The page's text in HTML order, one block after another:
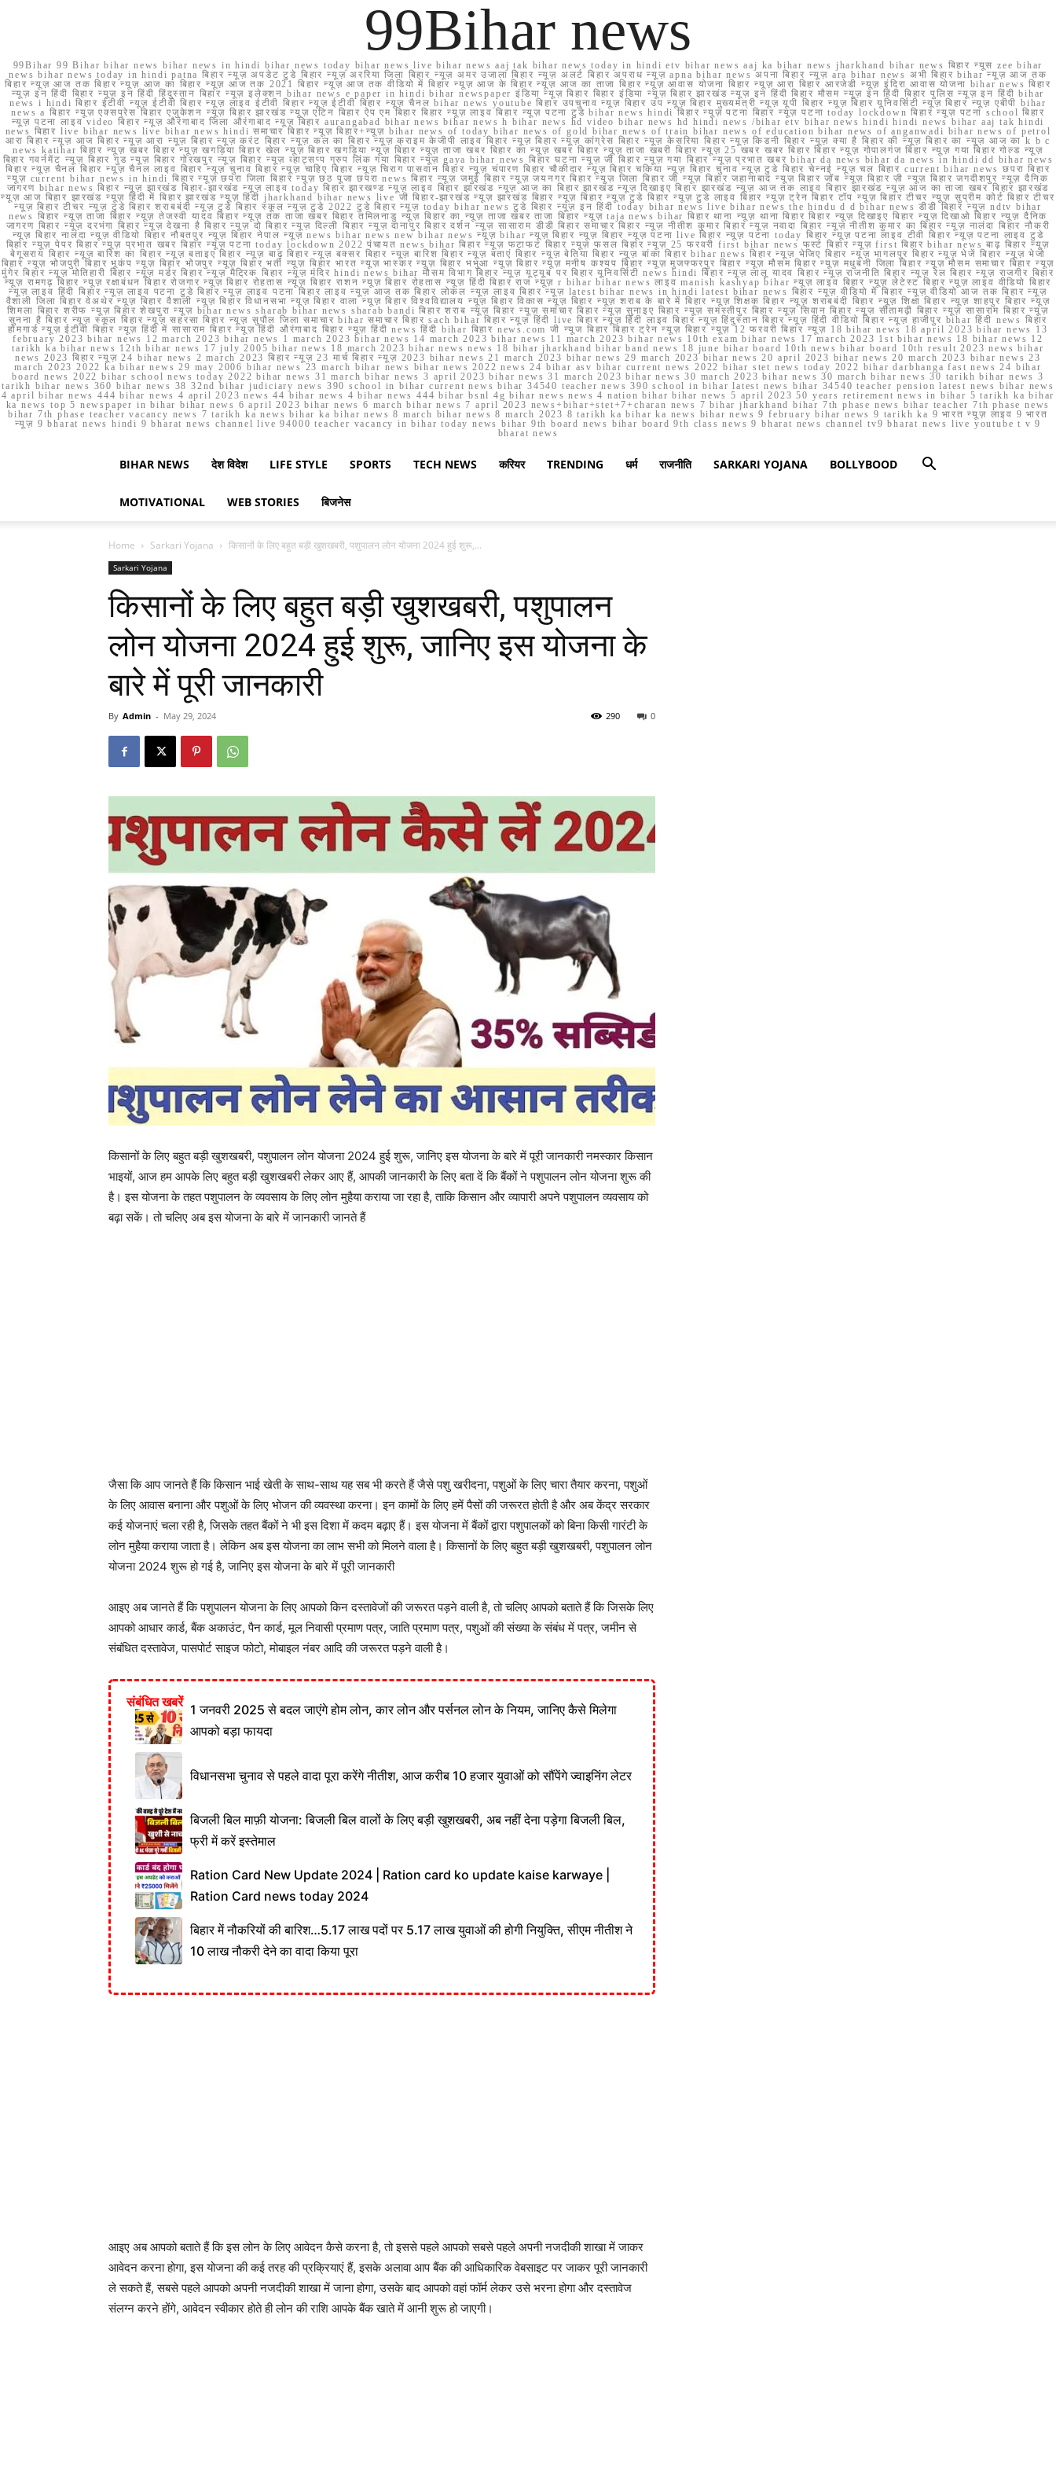
99Bihar news
99Bihar 99 Bihar bihar news bihar news in hindi bihar news today bihar news live bihar news aaj tak bihar news today in hindi etv bihar news aaj ka bihar news jharkhand bihar news बिहार न्यूस zee bihar
news bihar news today in hindi patna बिहार न्यूज़ अपडेट टुडे बिहार न्यूज़ अररिया जिला बिहार न्यूज़ अमर उजाला बिहार न्यूज़ अलर्ट बिहार अपराध न्यूज़ apna bihar news अपना बिहार न्यूज़ ara bihar news अभी बिहार bihar न्यूज़ आज तक
बिहार न्यूज़ आज तक बिहार न्यूज़ आज का बिहार न्यूज़ आज तक 2021 बिहार न्यूज़ आज तक वीडियो में बिहार न्यूज़ आज के बिहार न्यूज़ आज का ताजा बिहार न्यूज़ आवास योजना बिहार न्यूज़ आरा बिहार आरजेडी न्यूज़ इंदिरा आवास योजना bihar news बिहार
न्यूज़ इन हिंदी बिहार न्यूज़ इन हिंदी हिंदुस्तान बिहार न्यूज़ इलेक्शन bihar news e paper in hindi bihar newspaper इंडिया न्यूज़ बिहार बिहार इंडिया न्यूज़ बिहार झारखंड न्यूज़ इन हिंदी बिहार मौसम न्यूज़ इन हिंदी बिहार पुलिस न्यूज़ इन हिंदी bihar
news i hindi बिहार ईटीवी न्यूज़ ईटीवी बिहार न्यूज़ लाइव ईटीवी बिहार न्यूज़ ईटीवी बिहार न्यूज़ चैनल bihar news youtube बिहार उपचुनाव न्यूज़ बिहार उप न्यूज़ बिहार मुख्यमंत्री न्यूज़ यूपी बिहार न्यूज़ बिहार यूनिवर्सिटी न्यूज़ बिहार न्यूज़ एबीपी bihar
news a बिहार न्यूज़ एक्सप्रेस बिहार एजुकेशन न्यूज़ बिहार झारखंड न्यूज़ एटिन बिहार ऐप एम बिहार बिहार न्यूज़ लाइव बिहार न्यूज़ पटना टुडे bihar news hindi बिहार न्यूज़ पटना बिहार न्यूज़ पटना today lockdown बिहार न्यूज़ पटना school बिहार
न्यूज़ पटना लाइव video बिहार न्यूज़ औरंगाबाद जिला औरंगाबाद न्यूज़ बिहार aurangabad bihar news bihar news h bihar news hd video bihar news hd hindi news /bihar etv bihar news hindi hindi news bihar aaj tak hindi
news बिहार live bihar news live bihar news hindi समाचार बिहार न्यूज़ बिहार+न्यूज़ bihar news of today bihar news of gold bihar news of train bihar news of education bihar news of anganwadi bihar news of petrol
आरा बिहार न्यूज़ आज बिहार न्यूज़ आरा न्यूज़ बिहार न्यूज़ करंट बिहार न्यूज़ कल का बिहार न्यूज़ क्राइम केजीपी लाइव बिहार न्यूज़ बिहार न्यूज़ कांग्रेस बिहार न्यूज़ केसरिया बिहार न्यूज़ किडनी बिहार न्यूज़ क्या है बिहार की न्यूज़ बिहार का न्यूज़ आज का k b c
news katihar बिहार न्यूज़ खबर बिहार न्यूज़ खगड़िया बिहार खेल न्यूज़ बिहार खगड़िया न्यूज़ बिहार न्यूज़ ताजा खबर बिहार का न्यूज़ खबर बिहार न्यूज़ ताजा खबरी बिहार न्यूज़ 25 खबर खबर बिहार बिहार न्यूज़ गोपालगंज बिहार न्यूज़ गया बिहार गोल्ड न्यूज़
बिहार गवर्नमेंट न्यूज़ बिहार गुड न्यूज़ बिहार गोरखपुर न्यूज़ बिहार न्यूज़ व्हाट्सप्प ग्रुप लिंक गया बिहार न्यूज़ gaya bihar news बिहार घटना न्यूज़ जी बिहार न्यूज़ गया बिहार न्यूज़ प्रभात खबर bihar da news bihar da news in hindi dd bihar news
बिहार न्यूज़ चैनल बिहार न्यूज़ चैनल लाइव बिहार न्यूज़ चुनाव बिहार न्यूज़ चाहिए बिहार न्यूज़ चिराग पासवान बिहार न्यूज़ चंपारण बिहार चौकीदार न्यूज़ बिहार चकिया न्यूज़ बिहार चुनाव न्यूज़ टुडे बिहार चेन्नई न्यूज़ चल बिहार current bihar news छपरा बिहार
न्यूज़ current bihar news in hindi बिहार न्यूज़ छपरा जिला बिहार न्यूज़ छठ पूजा छपरा news बिहार न्यूज़ जमुई बिहार न्यूज़ जयनगर बिहार न्यूज़ जिला बिहार जी न्यूज़ बिहार जहानाबाद न्यूज़ बिहार जॉब न्यूज़ बिहार ज़ी न्यूज़ बिहार जगदीशपुर न्यूज़ दैनिक
जागरण bihar news बिहार न्यूज़ झारखंड बिहार-झारखंड न्यूज़ लाइव today बिहार झारखण्ड न्यूज़ लाइव बिहार झारखंड न्यूज़ आज का बिहार झारखंड न्यूज़ दिखाइए बिहार झारखंड न्यूज़ आज तक लाइव बिहार झारखंड न्यूज़ आज का ताजा खबर बिहार झारखंड
न्यूज़ आज बिहार झारखंड न्यूज़ हिंदी में बिहार झारखंड न्यूज़ हिंदी jharkhand bihar news live जी बिहार-झारखंड न्यूज़ झारखंड बिहार न्यूज़ बिहार न्यूज़ टुडे बिहार न्यूज़ टुडे लाइव बिहार न्यूज़ ट्रेन बिहार टॉप न्यूज़ बिहार टीचर न्यूज़ सुप्रीम कोर्ट बिहार टीचर
न्यूज़ बिहार टीचर न्यूज़ टुडे बिहार शराबबंदी न्यूज़ टुडे बिहार स्कूल न्यूज़ टुडे 2022 टुडे बिहार न्यूज़ today bihar news टुडे बिहार न्यूज़ इन हिंदी today bihar news live bihar news the hindu d d bihar news डीडी बिहार न्यूज़ ndtv bihar
news बिहार न्यूज़ ताजा बिहार न्यूज़ तेजस्वी यादव बिहार न्यूज़ तक ताजा खबर बिहार तमिलनाडु न्यूज़ बिहार का न्यूज़ ताजा खबर ताजा बिहार न्यूज़ taja news bihar बिहार थाना न्यूज़ थाना बिहार बिहार न्यूज़ दिखाइए बिहार न्यूज़ दिखाओ बिहार न्यूज़ दैनिक
जागरण बिहार न्यूज़ दरभंगा बिहार न्यूज़ देखना है बिहार न्यूज़ दो बिहार न्यूज़ दिल्ली बिहार न्यूज़ दानापुर बिहार दर्शन न्यूज़ सासाराम डीडी बिहार समाचार बिहार न्यूज़ नीतीश कुमार बिहार न्यूज़ नवादा बिहार न्यूज़ नीतीश कुमार का बिहार न्यूज़ नालंदा बिहार नौकरी
न्यूज़ बिहार नालंदा न्यूज़ वीडियो बिहार नौबतपुर न्यूज़ बिहार नेपाल न्यूज़ news bihar news new bihar news न्यूज़ bihar न्यूज़ बिहार न्यूज़ बिहार न्यूज़ पटना live बिहार न्यूज़ पटना today बिहार न्यूज़ पटना लाइव टीवी बिहार न्यूज़ पटना लाइव टुडे
बिहार न्यूज़ पेपर बिहार न्यूज़ प्रभात खबर बिहार न्यूज़ पटना today lockdown 2022 पंचायत news bihar बिहार न्यूज़ फटाफट बिहार न्यूज़ फसल बिहार न्यूज़ 25 फरवरी first bihar news फर्स्ट बिहार न्यूज़ first बिहार bihar news बाढ़ बिहार न्यूज़
बेगूसराय बिहार न्यूज़ बारिश का बिहार न्यूज़ बताइए बिहार न्यूज़ बाढ़ बिहार न्यूज़ बक्सर बिहार न्यूज़ बारिश बिहार न्यूज़ बताएं बिहार न्यूज़ बेतिया बिहार न्यूज़ बांका बिहार bihar news बिहार न्यूज़ भेजिए बिहार न्यूज़ भागलपुर बिहार न्यूज़ भेजें बिहार न्यूज़ भेजो
बिहार न्यूज़ भोजपुरी बिहार भूकंप न्यूज़ बिहार भोजपुर न्यूज़ बिहार भर्ती न्यूज़ बिहार भारत न्यूज़ भास्कर न्यूज़ बिहार भभुआ न्यूज़ बिहार न्यूज़ मनीष कश्यप बिहार न्यूज़ मुजफ्फरपुर बिहार न्यूज़ मौसम बिहार न्यूज़ मधुबनी जिला बिहार न्यूज़ मौसम समाचार बिहार न्यूज़
मुंगेर बिहार न्यूज़ मोतिहारी बिहार न्यूज़ मर्डर बिहार न्यूज़ मैट्रिक बिहार न्यूज़ मंदिर hindi news bihar मौसम विभाग बिहार न्यूज़ यूट्यूब पर बिहार यूनिवर्सिटी news hindi बिहार न्यूज़ लालू यादव बिहार न्यूज़ राजनीति बिहार न्यूज़ रेल बिहार न्यूज़ राजगीर बिहार
न्यूज़ रामगढ़ बिहार न्यूज़ रक्षाबंधन बिहार रोजगार न्यूज़ बिहार रोहतास न्यूज़ बिहार राशन न्यूज़ बिहार रोहतास न्यूज़ हिंदी बिहार राज न्यूज़ r bihar bihar news लाइव manish kashyap bihar न्यूज़ लाइव बिहार न्यूज़ लेटेस्ट बिहार न्यूज़ लाइव वीडियो बिहार
न्यूज़ लाइव हिंदी बिहार न्यूज़ लाइव पटना टुडे बिहार न्यूज़ लाइव पटना बिहार लाइव न्यूज़ आज तक बिहार लोकल न्यूज़ लाइव बिहार न्यूज़ latest bihar news in hindi latest bihar news बिहार न्यूज़ वीडियो में बिहार न्यूज़ वीडियो आज तक बिहार न्यूज़
वैशाली जिला बिहार वेअथेर न्यूज़ बिहार वैशाली न्यूज़ बिहार विधानसभा न्यूज़ बिहार वाला न्यूज़ बिहार विश्वविद्यालय न्यूज़ बिहार विकास न्यूज़ बिहार न्यूज़ शराब के बारे में बिहार न्यूज़ शिक्षक बिहार न्यूज़ शराबबंदी बिहार न्यूज़ शिक्षा बिहार न्यूज़ शाहपुर बिहार न्यूज़
शिमला बिहार शरीफ न्यूज़ बिहार शेखपुरा न्यूज़ bihar news sharab bihar news sharab bandi बिहार शराब न्यूज़ बिहार न्यूज़ समाचार बिहार न्यूज़ सुनाइए बिहार न्यूज़ समस्तीपुर बिहार न्यूज़ सिवान बिहार न्यूज़ सीतामढ़ी बिहार न्यूज़ सासाराम बिहार न्यूज़
सुनना है बिहार न्यूज़ स्कूल बिहार न्यूज़ सहरसा बिहार न्यूज़ सुपौल जिला समाचार bihar समाचार बिहार sach bihar बिहार न्यूज़ हिंदी live बिहार न्यूज़ हिंदी लाइव बिहार न्यूज़ हिंदुस्तान बिहार न्यूज़ हिंदी वीडियो बिहार न्यूज़ हाजीपुर bihar हिंदी news बिहार
होमगार्ड न्यूज़ ईटीवी बिहार न्यूज़ हिंदी में सासाराम बिहार न्यूज़ हिंदी औरंगाबाद बिहार न्यूज़ हिंदी news हिंदी bihar बिहार news.com जी न्यूज बिहार बिहार ट्रेन न्यूज़ बिहार न्यूज़ 12 फरवरी बिहार न्यूज़ 18 bihar news 18 april 2023 bihar news 13
february 2023 bihar news 12 march 2023 bihar news 1 march 2023 bihar news 14 march 2023 bihar news 11 march 2023 bihar news 10th exam bihar news 17 march 2023 1st bihar news 18 bihar news 12
tarikh ka bihar news 12th bihar news 17 july 2005 bihar news 18 march 2023 bihar news news 18 bihar jharkhand bihar band news 18 june bihar board 10th news bihar board 10th result 2023 news bihar
news 2023 बिहार न्यूज़ 24 bihar news 2 march 2023 बिहार न्यूज़ 23 मार्च बिहार न्यूज़ 2023 bihar news 21 march 2023 bihar news 29 march 2023 bihar news 20 april 2023 bihar news 20 march 2023 bihar news 23
march 2023 2022 ka bihar news 29 may 2006 bihar news 23 march bihar news bihar news 2022 news 24 bihar asv bihar current news 2022 bihar stet news today 2022 bihar darbhanga fast news 24 bihar
board news 2022 bihar school news today 2022 bihar news 31 march bihar news 3 april 2023 bihar news 31 march 2023 bihar news 30 march 2023 bihar news 30 march bihar news 30 tarikh bihar news 3
tarikh bihar news 360 bihar news 38 32nd bihar judiciary news 390 school in bihar current news bihar 34540 teacher news 390 school in bihar latest news bihar 34540 teacher pension latest news bihar news
4 april bihar news 444 bihar news 4 april 2023 news 44 bihar news 4 bihar news 444 bihar bsnl 4g bihar news news 4 nation bihar bihar news 5 april 2023 50 years retirement news in bihar 5 tarikh ka bihar
ka news top 5 newspaper in bihar bihar news 6 april 2023 bihar news 6 march bihar news 7 april 2023 news+bihar+stet+7+charan news 7 bihar jharkhand bihar 7th phase news bihar teacher 7th phase news
bihar 7th phase teacher vacancy news 7 tarikh ka news bihar ka bihar news 8 march bihar news 8 march 2023 8 tarikh ka bihar ka news bihar news 9 february bihar news 9 tarikh ka 9 भारत न्यूज़ लाइव 9 भारत
न्यूज़ 9 bharat news hindi 9 bharat news channel live 94000 teacher vacancy in bihar today news bihar 9th board news bihar board 9th class news 9 bharat news channel tv9 bharat news live youtube t v 9
bharat news
BIHAR NEWS देश विदेश LIFE STYLE SPORTS TECH NEWS करियर TRENDING धर्म राजनीति SARKARI YOJANA BOLLYBOOD
MOTIVATIONAL WEB STORIES बिजनेस
Home Sarkari Yojana किसानों के लिए बहुत बड़ी खुशखबरी, पशुपालन लोन योजना 2024 हुई शुरू,...
Sarkari Yojana
किसानों के लिए बहुत बड़ी खुशखबरी, पशुपालन
लोन योजना 2024 हुई शुरू, जानिए इस योजना के
बारे में पूरी जानकारी
By Admin - May 29, 2024 0
290
किसानों के लिए बहुत बड़ी खुशखबरी, पशुपालन लोन योजना 2024 हुई शुरू, जानिए इस योजना के बारे में पूरी जानकारी नमस्कार किसान
भाइयों, आज हम आपके लिए बहुत बड़ी खुशखबरी लेकर आए हैं, आपकी जानकारी के लिए बता दें कि बैंकों ने पशुपालन लोन योजना शुरू की
है। इस योजना के तहत पशुपालन के व्यवसाय के लिए लोन मुहैया कराया जा रहा है, ताकि किसान और व्यापारी अपने पशुपालन व्यवसाय को
बढ़ा सकें। तो चलिए अब इस योजना के बारे में जानकारी जानते हैं
जैसा कि आप जानते हैं कि किसान भाई खेती के साथ-साथ यह सब भी करते हैं जैसे पशु खरीदना, पशुओं के लिए चारा तैयार करना, पशुओं
के लिए आवास बनाना और पशुओं के लिए भोजन की व्यवस्था करना। इन कामों के लिए हमें पैसों की जरूरत होती है और अब केंद्र सरकार
कई योजनाएं चला रही है, जिसके तहत बैंकों ने भी इस दिशा में कदम बढ़ाए हैं। इस योजना में बैंकों द्वारा पशुपालकों को बिना किसी गारंटी के
लोन मुहैया कराया जाता है। लेकिन अब इस योजना का लाभ सभी को मिलने वाला है। किसानों के लिए बहुत बड़ी खुशखबरी, पशुपालन लोन
योजना 2024 शुरू हो गई है, जानिए इस योजना के बारे में पूरी जानकारी
आइए अब जानते हैं कि पशुपालन योजना के लिए आपको किन दस्तावेजों की जरूरत पड़ने वाली है, तो चलिए आपको बताते हैं कि जिसके लिए
आपको आधार कार्ड, बैंक अकाउंट, पैन कार्ड, मूल निवासी प्रमाण पत्र, जाति प्रमाण पत्र, पशुओं की संख्या के संबंध में पत्र, जमीन से
संबंधित दस्तावेज, पासपोर्ट साइज फोटो, मोबाइल नंबर आदि की जरूरत पड़ने वाली है।
संबंधित खबरें 1 जनवरी 2025 से बदल जाएंगे होम लोन, कार लोन और पर्सनल लोन के नियम, जानिए कैसे मिलेगा
आपको बड़ा फायदा
विधानसभा चुनाव से पहले वादा पूरा करेंगे नीतीश, आज करीब 10 हजार युवाओं को सौंपेंगे ज्वाइनिंग लेटर
बिजली बिल माफ़ी योजना: बिजली बिल वालों के लिए बड़ी खुशखबरी, अब नहीं देना पड़ेगा बिजली बिल,
फ्री में करें इस्तेमाल
Ration Card New Update 2024 | Ration card ko update kaise karwaye |
Ration Card news today 2024
बिहार में नौकरियों की बारिश…5.17 लाख पदों पर 5.17 लाख युवाओं की होगी नियुक्ति, सीएम नीतीश ने
10 लाख नौकरी देने का वादा किया पूरा
आइए अब आपको बताते हैं कि इस लोन के लिए आवेदन कैसे करना है, तो इससे पहले आपको सबसे पहले अपनी नजदीकी शाखा में जाकर
आवेदन करना होगा, इस योजना की कई तरह की प्रक्रियाएं हैं, इसके अलावा आप बैंक की आधिकारिक वेबसाइट पर जाकर पूरी जानकारी
ले सकते हैं, सबसे पहले आपको अपनी नजदीकी शाखा में जाना होगा, उसके बाद आपको वहां फॉर्म लेकर उसे भरना होगा और दस्तावेज
संलग्न करने होंगे, आवेदन स्वीकार होते ही लोन की राशि आपके बैंक खाते में आनी शुरू हो जाएगी।